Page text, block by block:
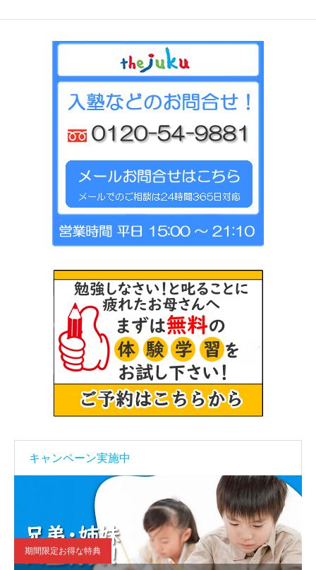
キャンペーン実施中
期間限定お得な特典